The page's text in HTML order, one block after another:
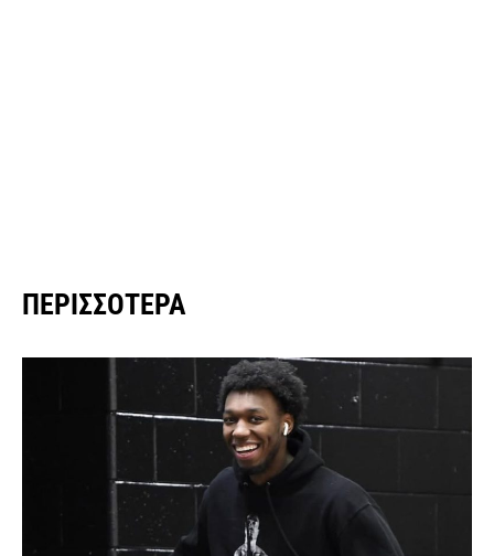
ΠΕΡΙΣΣΌΤΕΡΑ